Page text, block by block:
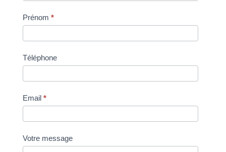
Prénom *
Téléphone
Email *
Votre message